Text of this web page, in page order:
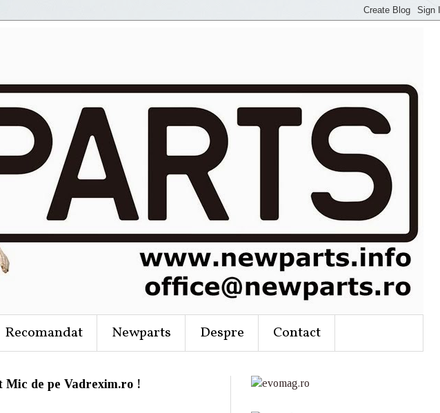
Recomandat Newparts Despre Contact
de pe Vadrexim.ro !